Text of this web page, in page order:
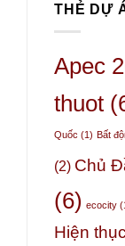
THẺ DỰ
Apec
thuot
Quốc (1) Bất
(2) Chủ
(6) ecocity
Hiện